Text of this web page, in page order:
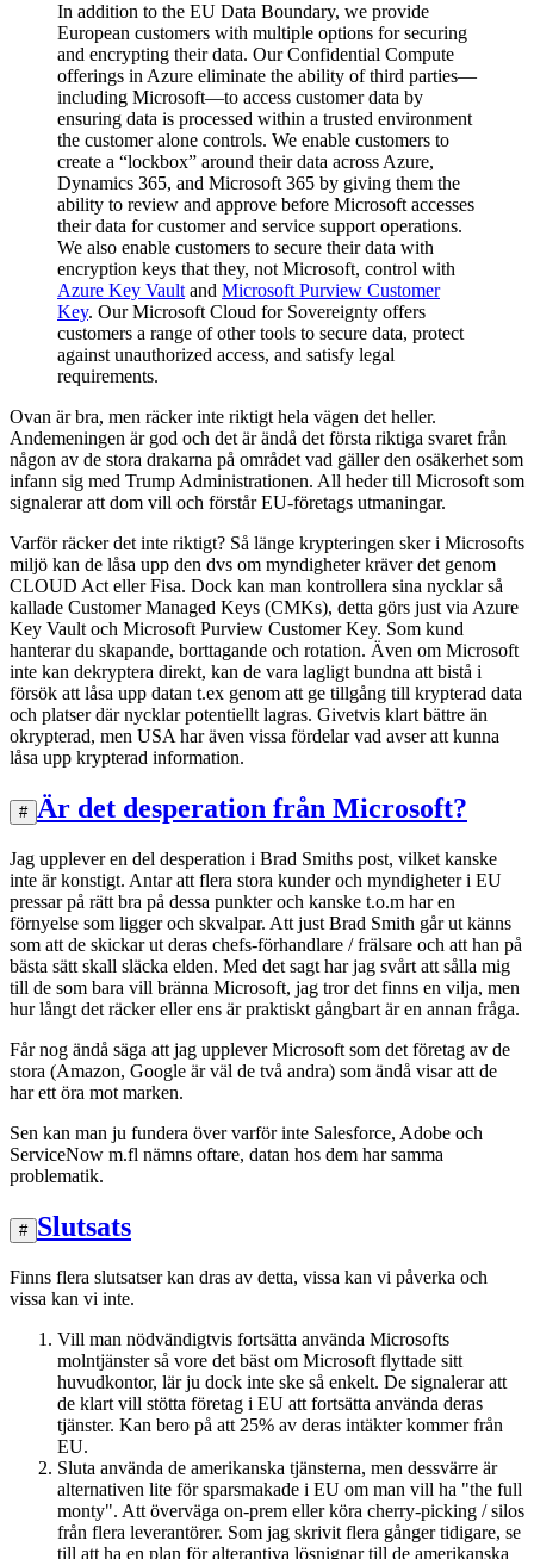
In addition to the EU Data Boundary, we provide
European customers with multiple options for securing
and encrypting their data. Our Confidential Compute
offerings in Azure eliminate the ability of third parties—
including Microsoft—to access customer data by
ensuring data is processed within a trusted environment
the customer alone controls. We enable customers to
create a “lockbox” around their data across Azure,
Dynamics 365, and Microsoft 365 by giving them the
ability to review and approve before Microsoft accesses
their data for customer and service support operations.
We also enable customers to secure their data with
encryption keys that they, not Microsoft, control with
Azure Key Vaultand Microsoft Purview Customer
Key. Our Microsoft Cloud for Sovereignty offers
customers a range of other tools to secure data, protect
against unauthorized access, and satisfy legal
requirements.
Ovan är bra, men räcker inte riktigt hela vägen det heller.
Andemeningen är god och det är ändå det första riktiga svaret från
någon av de stora drakarna på området vad gäller den osäkerhet som
infann sig med Trump Administrationen. All heder till Microsoft som
signalerar att dom vill och förstår EU-företags utmaningar.
Varför räcker det inte riktigt? Så länge krypteringen sker i Microsofts
miljö kan de låsa upp den dvs om myndigheter kräver det genom
CLOUD Act eller Fisa. Dock kan man kontrollera sina nycklar så
kallade Customer Managed Keys (CMKs), detta görs just via Azure
Key Vault och Microsoft Purview Customer Key. Som kund
hanterar du skapande, borttagande och rotation. Även om Microsoft
inte kan dekryptera direkt, kan de vara lagligt bundna att bistå i
försök att låsa upp datan t.ex genom att ge tillgång till krypterad data
och platser där nycklar potentiellt lagras. Givetvis klart bättre än
okrypterad, men USA har även vissa fördelar vad avser att kunna
låsa upp krypterad information.
# Är det desperation från Microsoft?
Jag upplever en del desperation i Brad Smiths post, vilket kanske
inte är konstigt. Antar att flera stora kunder och myndigheter i EU
pressar på rätt bra på dessa punkter och kanske t.o.m har en
förnyelse som ligger och skvalpar. Att just Brad Smith går ut känns
som att de skickar ut deras chefs-förhandlare / frälsare och att han på
bästa sätt skall släcka elden. Med det sagt har jag svårt att sålla mig
till de som bara vill bränna Microsoft, jag tror det finns en vilja, men
hur långt det räcker eller ens är praktiskt gångbart är en annan fråga.
Får nog ändå säga att jag upplever Microsoft som det företag av de
stora (Amazon, Google är väl de två andra) som ändå visar att de
har ett öra mot marken.
Sen kan man ju fundera över varför inte Salesforce, Adobe och
ServiceNow m.fl nämns oftare, datan hos dem har samma
problematik.
# Slutsats
Finns flera slutsatser kan dras av detta, vissa kan vi påverka och
vissa kan vi inte.
Vill man nödvändigtvis fortsätta använda Microsofts
molntjänster så vore det bäst om Microsoft flyttade sitt
huvudkontor, lär ju dock inte ske så enkelt. De signalerar att
de klart vill stötta företag i EU att fortsätta använda deras
tjänster. Kan bero på att 25% av deras intäkter kommer från
EU.
Sluta använda de amerikanska tjänsterna, men dessvärre är
alternativen lite för sparsmakade i EU om man vill ha "the full
monty". Att överväga on-prem eller köra cherry-picking / silos
från flera leverantörer. Som jag skrivit flera gånger tidigare, se
till att ha en plan för alterantiva lösnignar till de amerikanska